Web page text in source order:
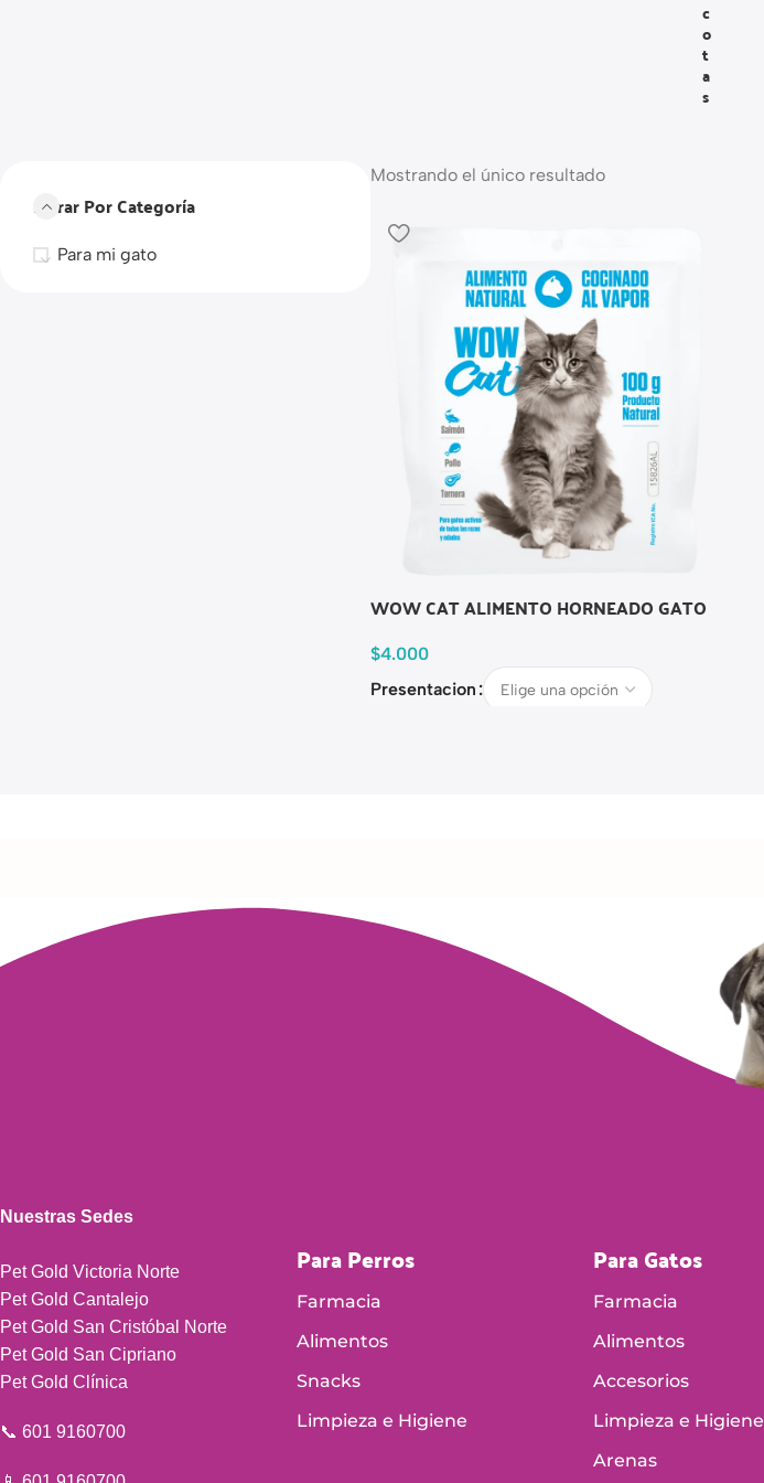
C
O
T
A
S
Filtrar Por Categoría
Para mi gato
Mostrando el único resultado
WOW CAT ALIMENTO HORNEADO GATO
$4.000
Presentacion
Nuestras Sedes
Pet Gold Victoria Norte
Pet Gold Cantalejo
Pet Gold San Cristóbal Norte
Pet Gold San Cipriano
Pet Gold Clínica
📞 601 9160700
Para Perros
Farmacia
Alimentos
Snacks
Limpieza e Higiene
Para Gatos
Farmacia
Alimentos
Accesorios
Limpieza e Higiene
Arenas